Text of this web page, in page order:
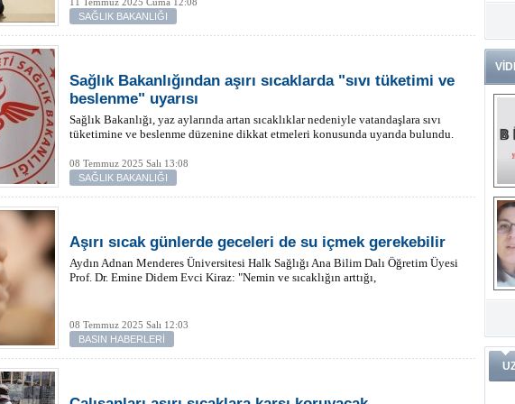
SAĞLIK BAKANLIĞI
Sağlık Bakanlığından aşırı sıcaklarda "sıvı tüketimi ve
beslenme" uyarısı
Sağlık Bakanlığı, yaz aylarında artan sıcaklıklar nedeniyle vatandaşlara sıvı
tüketimine ve beslenme düzenine dikkat etmeleri konusunda uyarıda bulundu.
08 Temmuz 2025 Salı 13:08
SAĞLIK BAKANLIĞI
Aşırı sıcak günlerde geceleri de su içmek gerekebilir
Aydın Adnan Menderes Üniversitesi Halk Sağlığı Ana Bilim Dalı Öğretim Üyesi
Prof. Dr. Emine Didem Evci Kiraz: "Nemin ve sıcaklığın arttığı,
08 Temmuz 2025 Salı 12:03
BASIN HABERLERİ